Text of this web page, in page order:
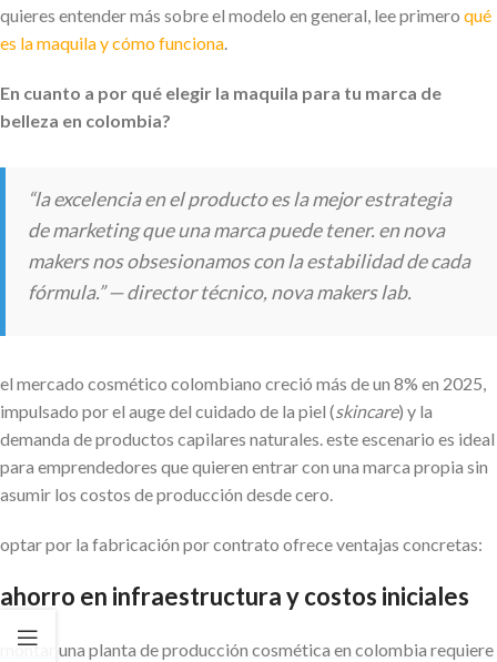
quieres entender más sobre el modelo en general, lee primero qué
es la maquila y cómo funciona.
En cuanto a por qué elegir la maquila para tu marca de
belleza en colombia?
“la excelencia en el producto es la mejor estrategia
de marketing que una marca puede tener. en nova
makers nos obsesionamos con la estabilidad de cada
fórmula.” — director técnico, nova makers lab.
el mercado cosmético colombiano creció más de un 8% en 2025,
impulsado por el auge del cuidado de la piel (skincare) y la
demanda de productos capilares naturales. este escenario es ideal
para emprendedores que quieren entrar con una marca propia sin
asumir los costos de producción desde cero.
optar por la fabricación por contrato ofrece ventajas concretas:
ahorro en infraestructura y costos iniciales
montar una planta de producción cosmética en colombia requiere